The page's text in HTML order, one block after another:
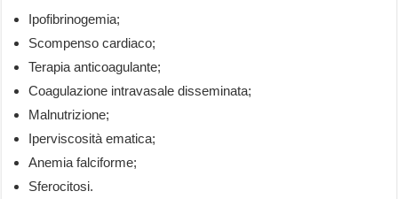
Ipofibrinogemia;
Scompenso cardiaco;
Terapia anticoagulante;
Coagulazione intravasale disseminata;
Malnutrizione;
Iperviscosità ematica;
Anemia falciforme;
Sferocitosi.